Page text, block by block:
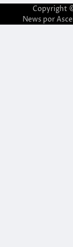
Copyright
News por